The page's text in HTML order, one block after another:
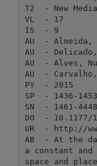
T2  - New
VL  - 17
IS  - 9
AU  - Almeida,
AU  - Delicado,
AU  - Alves,
AU  -
PY  - 2015
SP  - 1436-1453
SN  - 1461-4448
DO  - 10.1177/
UR  - http://
AB  - At the
a constant
space and